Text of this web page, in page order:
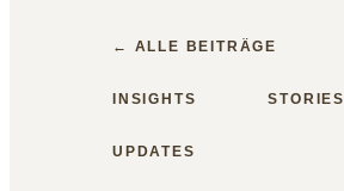
← ALLE BEITRÄGE
INSIGHTS STORIES
UPDATES